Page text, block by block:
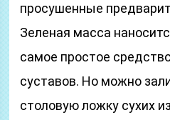
просушенные
Зеленая масса
самое простое
суставов. Но можно
столовую ложку сухих